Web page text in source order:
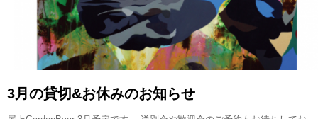
3月の貸切&お休みのお知らせ